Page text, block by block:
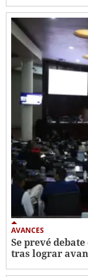
AVANCES
Se prevé
tras lograr